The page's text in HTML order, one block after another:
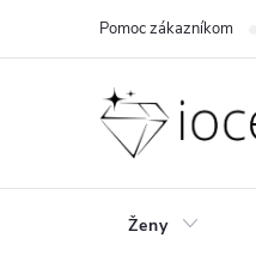
Pomoc zákazníkom
Ženy